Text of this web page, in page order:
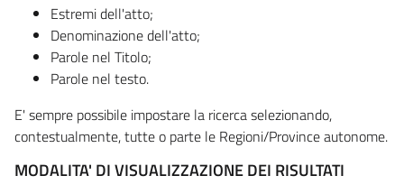
Estremi dell'atto;
Denominazione dell'atto;
Parole nel Titolo;
Parole nel testo.
E' sempre possibile impostare la ricerca selezionando,
contestualmente, tutte o parte le Regioni/Province autonome.
MODALITA' DI VISUALIZZAZIONE DEI RISULTATI